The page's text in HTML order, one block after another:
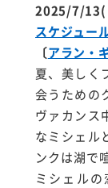
2025/7/
スケジュー
〔アラン・
夏、美しく
会うための
ヴァカンス
なミシェル
ンクは湖で
ミシェル